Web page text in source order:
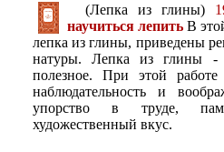
(Лепка из глины)
научиться лепитьВ
лепка из глины, приведены
натуры. Лепка из глины -
полезное. При этой работе
наблюдательность и
упорство в труде,
художественный вкус.